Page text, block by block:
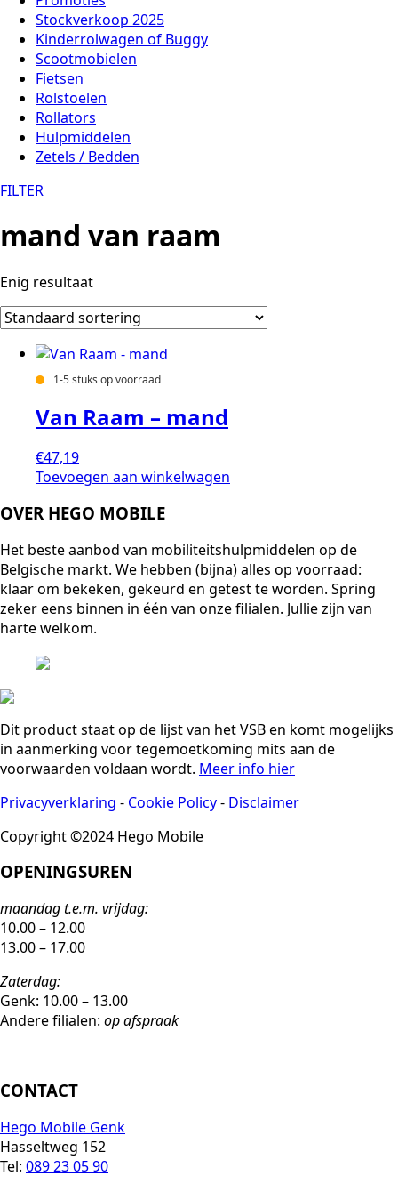
Stockverkoop 2025
Kinderrolwagen of Buggy
Scootmobielen
Fietsen
Rolstoelen
Rollators
Hulpmiddelen
Zetels / Bedden
FILTER
mand van raam
Enig resultaat
1-5 stuks op voorraad
Van Raam – mand
€47,19
Toevoegen aan winkelwagen
OVER HEGO MOBILE
Het beste aanbod van mobiliteitshulpmiddelen op de
Belgische markt. We hebben (bijna) alles op voorraad:
klaar om bekeken, gekeurd en getest te worden. Spring
zeker eens binnen in één van onze filialen. Jullie zijn van
harte welkom.
Dit product staat op de lijst van het VSB en komt mogelijks
in aanmerking voor tegemoetkoming mits aan de
voorwaarden voldaan wordt. Meer info hier
Privacyverklaring - Cookie Policy- Disclaimer
Copyright ©2024 Hego Mobile
OPENINGSUREN
maandag t.e.m. vrijdag:
10.00 – 12.00
13.00 – 17.00
Zaterdag:
Genk: 10.00 – 13.00
Andere filialen: op afspraak
CONTACT
Hego Mobile Genk
Hasseltweg 152
Tel: 089 23 05 90